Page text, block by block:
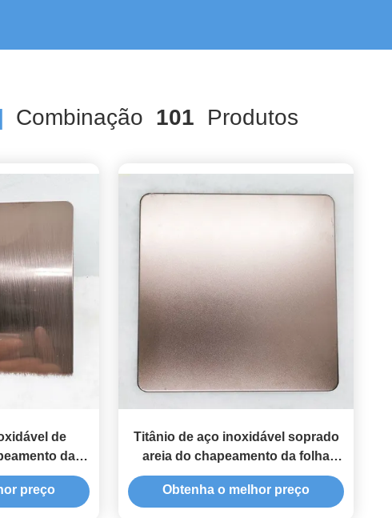
Combinação 101 Produtos
de
da
bronze da
preço
Titânio de aço inoxidável soprado
areia do chapeamento da folha
PVD da cor de bronze
Obtenha o melhor preço